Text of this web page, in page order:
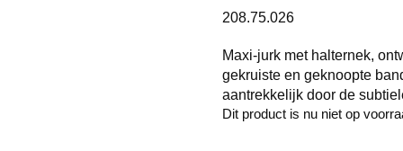
208.75.026
Maxi-jurk met halternek,
gekruiste en geknoopte
aantrekkelijk door de
Dit product is nu niet op